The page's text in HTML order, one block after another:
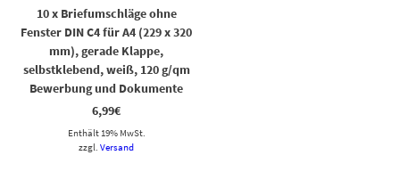
10 x Briefumschläge ohne
Fenster DIN C4 für A4 (229 x 320
mm), gerade Klappe,
selbstklebend, weiß, 120 g/qm
Bewerbung und Dokumente
6,99€
Enthält 19% MwSt.
zzgl.Versand